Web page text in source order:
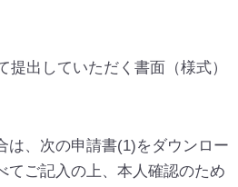
提出していただく書面（様式）
は、次の申請書(1)をダウンロー
てご記入の上、本人確認のため